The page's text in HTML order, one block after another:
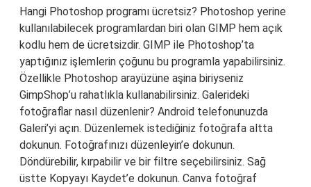
Hangi Photoshop programı ücretsiz? Photoshop yerine
kullanılabilecek programlardan biri olan GIMP hem açık
kodlu hem de ücretsizdir. GIMP ile Photoshop’ta
yaptığınız işlemlerin çoğunu bu programla yapabilirsiniz.
Özellikle Photoshop arayüzüne aşina biriyseniz
GimpShop’u rahatlıkla kullanabilirsiniz. Galerideki
fotoğraflar nasıl düzenlenir? Android telefonunuzda
Galeri’yi açın. Düzenlemek istediğiniz fotoğrafa altta
dokunun. Fotoğrafınızı düzenleyin’e dokunun.
Döndürebilir, kırpabilir ve bir filtre seçebilirsiniz. Sağ
üstte Kopyayı Kaydet’e dokunun. Canva fotoğraf